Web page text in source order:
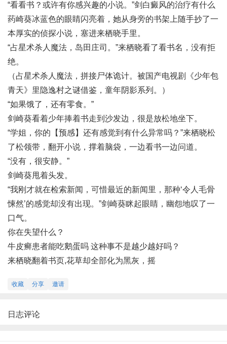
“看看书？或许有你感兴趣的小说。”剑 白癜风的治疗有什么
药崎葵冰蓝色的眼睛闪亮着，她从身旁的书架上随手抄了一
本厚实的侦探小说，塞进来栖晓手里。
“占星术杀人魔法，岛田庄司。”来栖晓看了看书名，没有拒
绝。
（占星术杀人魔法，拼接尸体诡计。被国产电视剧《少年包
青天》里隐逸村之谜借鉴，童年阴影系列。）
“如果饿了，还有零食。”
剑崎葵看着少年捧着书走到沙发边，很是放松地坐下。
“学姐，你的【预感】还有感觉到有什么异常吗？”来栖晓松
了松领带，翻开小说，撑着脑袋，一边看书一边问道。
“没有，很安静。”
剑崎葵甩着头发。
“我刚才就在检索新闻，可惜最近的新闻里，那种‘令人毛骨
悚然’的感觉却没有出现。”剑崎葵眯起眼睛，幽怨地叹了一
口气。
你在失望什么？
牛皮癣患者能吃鹅蛋吗 这种事不是越少越好吗？
来栖晓翻着书页,花草却全部化为黑灰 ，摇
收藏 分享 邀请
日志评论